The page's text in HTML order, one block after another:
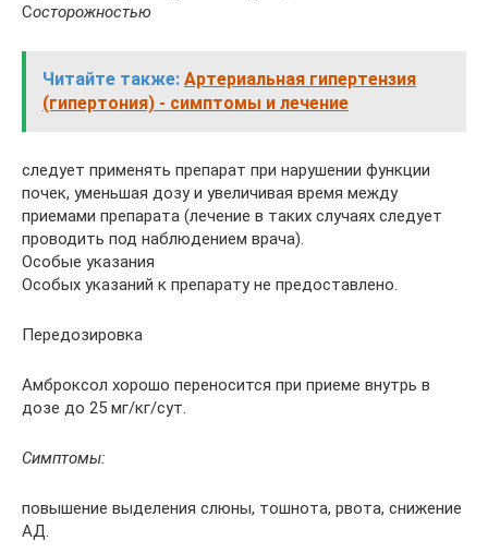
Состорожностью
Читайте также: Артериальная гипертензия
(гипертония) - симптомы и лечение
следует применять препарат при нарушении функции
почек, уменьшая дозу и увеличивая время между
приемами препарата (лечение в таких случаях следует
проводить под наблюдением врача).
Особые указания
Особых указаний к препарату не предоставлено.
Передозировка
Амброксол хорошо переносится при приеме внутрь в
дозе до 25 мг/кг/сут.
Симптомы:
повышение выделения слюны, тошнота, рвота, снижение
АД.